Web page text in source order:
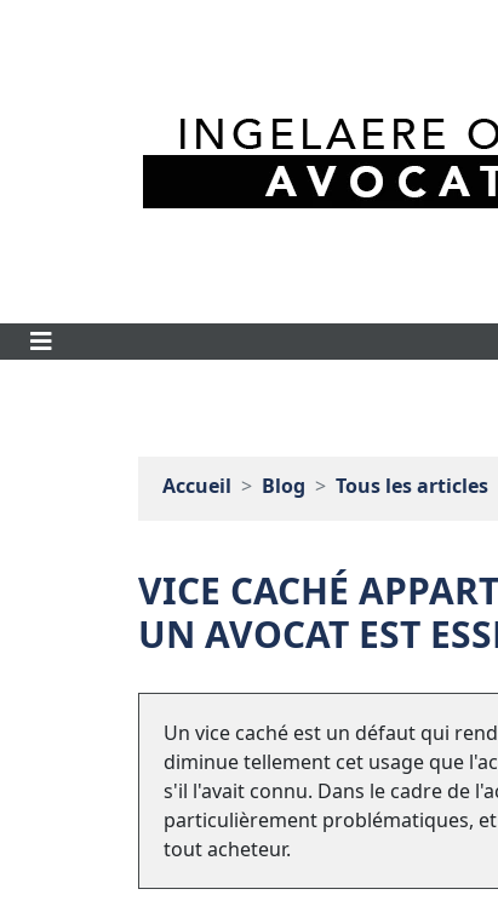
Accueil Blog Tous les articles
VICE CACHÉ
UN AVOCAT EST
Un vice caché est un défaut qui
diminue tellement cet usage que
s'il l'avait connu. Dans le cadre de
particulièrement problématiques,
tout acheteur.